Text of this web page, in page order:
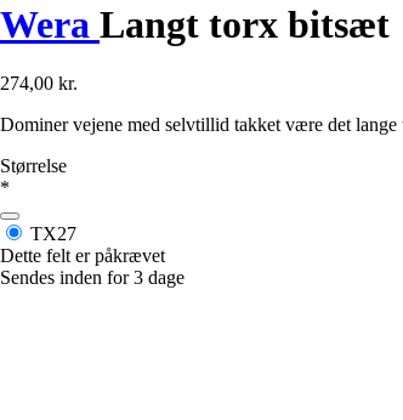
Wera Langt torx bitsæt
274,00 kr.
Dominer vejene med selvtillid takket være det
Størrelse
*
TX27
Dette felt er påkrævet
Sendes inden for 3 dage